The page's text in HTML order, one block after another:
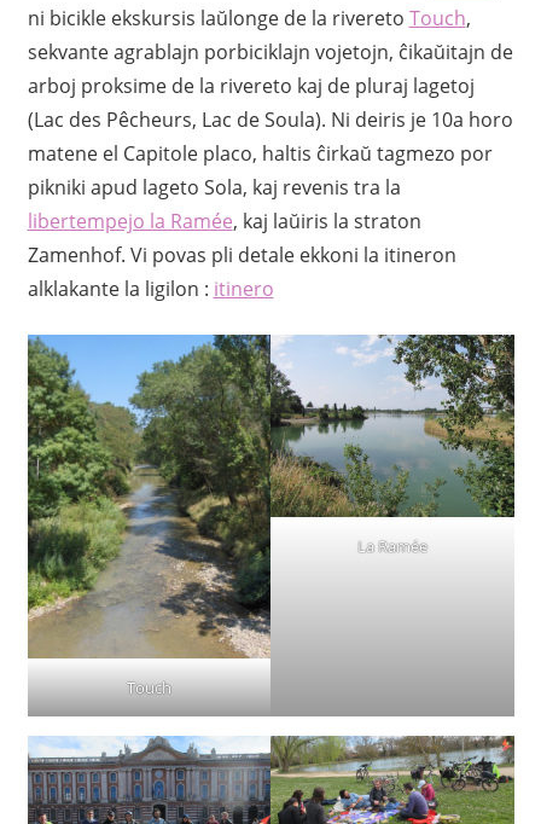
ni bicikle ekskursis laŭlonge de la rivereto Touch,
sekvante agrablajn porbiciklajn vojetojn, ĉikaŭitajn de
arboj proksime de la rivereto kaj de pluraj lagetoj
(Lac des Pêcheurs, Lac de Soula). Ni deiris je 10a horo
matene el Capitole placo, haltis ĉirkaŭ tagmezo por
pikniki apud lageto Sola, kaj revenis tra la
libertempejo la Ramée, kaj laŭiris la straton
Zamenhof. Vi povas pli detale ekkoni la itineron
alklakante la ligilon : itinero
Touch
La Ramée